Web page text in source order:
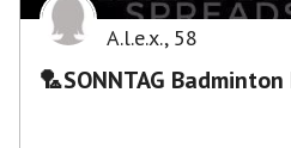
A.l.e.x., 58